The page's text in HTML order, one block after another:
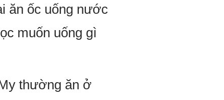
ăn ốc uống nước
muốn uống gì
thường ăn ở